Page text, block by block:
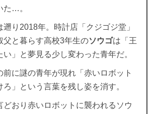
た…。
遡り2018年。時計店「クジゴジ堂」
父と暮らす高校3年生のソウゴは「王
い」と夢見る少し変わった青年だ。
前に謎の青年が現れ「赤いロボット
ろ」という言葉を残し姿を消す。
どおり赤いロボットに襲われるソウ